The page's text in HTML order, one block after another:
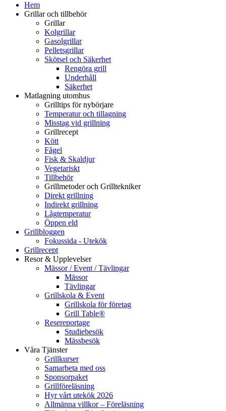
Hem
Grillar och tillbehör
Grillar
Kolgrillar
Gasolgrillar
Pelletsgrillar
Skötsel och Säkerhet
Rengöra grill
Underhåll
Säkerhet
Matlagning utomhus
Grilltips för nybörjare
Temperatur och tillagning
Misstag vid grillning
Grillrecept
Kött
Fågel
Fisk & Skaldjur
Vegetariskt
Tillbehör
Grillmetoder och Grilltekniker
Direkt grillning
Indirekt grillning
Lågtemperatur
Öppen eld
Grillbloggen
Fokussida - Utekök
Grillrecept
Resor & Upplevelser
Mässor / Event / Tävlingar
Mässor
Tävlingar
Grillskola & Event
Grillskola för företag
Grill Table®
Resereportage
Studiebesök
Mässbesök
Våra Tjänster
Grillkurser
Samarbeta med oss
Sponsorpaket
Grillföreläsning
Hyr vårt utekök 2026
Allmänna villkor – Föreläsning